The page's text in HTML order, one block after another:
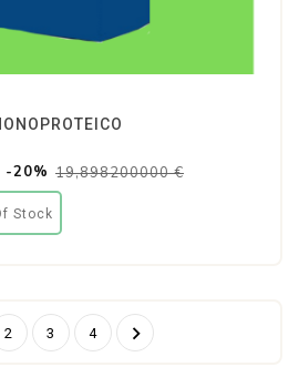
-20% 19,898200000 €
Stock
2 3 4 